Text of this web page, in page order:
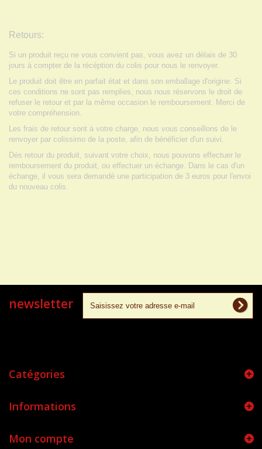
Retours:
Si un produit reçu ne vous convient pas, vous avez un délais de 30
jours à compter de la récéption du colis pour nous le renvoyer.
Le produit doit être en parfait état et dans son emballage d'origine. Si
ces conditions ne sont pas remplies, nous nous réservons le droit de
refuser le retour et par la même occasion le remboursement. Merci de
votre compréhension.
Les frais de retour sont à votre charge, nous vous conseillons de le
renvoyer par colissimo de la poste, afin de bénéficier d'un suivi.
Dés retour du produit, suivant votre choix, nous pouvons effectuer le
remboursement du produit, ou effectuer un échange. Dans le cas d'un
échange, il vous sera demandé une participation de 3 euros pour l'envoi
du nouveau colis.
newsletter
Catégories
Informations
Mon compte